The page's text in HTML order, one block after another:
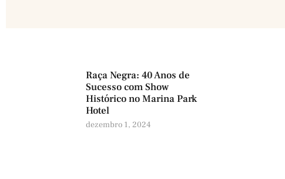
Raça Negra: 40 Anos de
Sucesso com Show
Histórico no Marina Park
Hotel
dezembro 1, 2024